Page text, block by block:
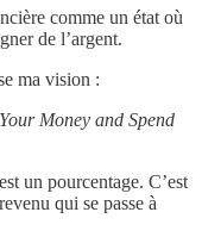
comme un état où
de l’argent.
ma vision :
Money and Spend
un pourcentage. C’est
qui se passe à